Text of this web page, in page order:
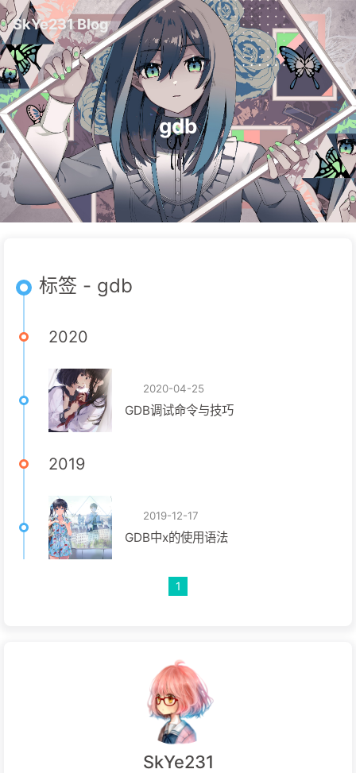
SkYe231 Blog
gdb
标签 - gdb
2020
2020-04-25
GDB调试命令与技巧
2019
2019-12-17
GDB中x的使用语法
1
SkYe231